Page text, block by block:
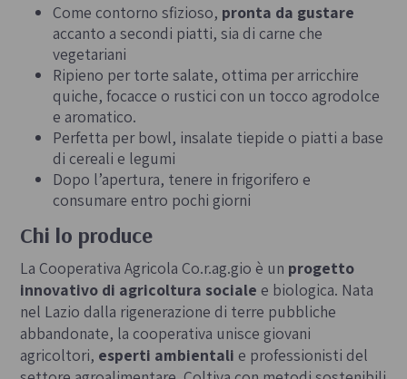
Come contorno sfizioso, pronta da gustare
accanto a secondi piatti, sia di carne che
vegetariani
Ripieno per torte salate, ottima per arricchire
quiche, focacce o rustici con un tocco agrodolce
e aromatico.
Perfetta per bowl, insalate tiepide o piatti a base
di cereali e legumi
Dopo l’apertura, tenere in frigorifero e
consumare entro pochi giorni
Chi lo produce
La Cooperativa Agricola Co.r.ag.gio è un progetto
innovativo di agricoltura sociale e biologica. Nata
nel Lazio dalla rigenerazione di terre pubbliche
abbandonate, la cooperativa unisce giovani
agricoltori, esperti ambientali e professionisti del